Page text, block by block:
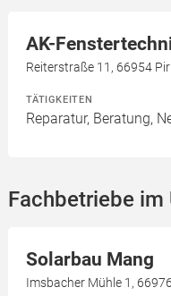
AK-
Reiterstraße 11, 66954
TÄTIGKEITEN
Reparatur, Beratung,
Fachbetriebe im
Solarbau Mang
Imsbacher Mühle 1,